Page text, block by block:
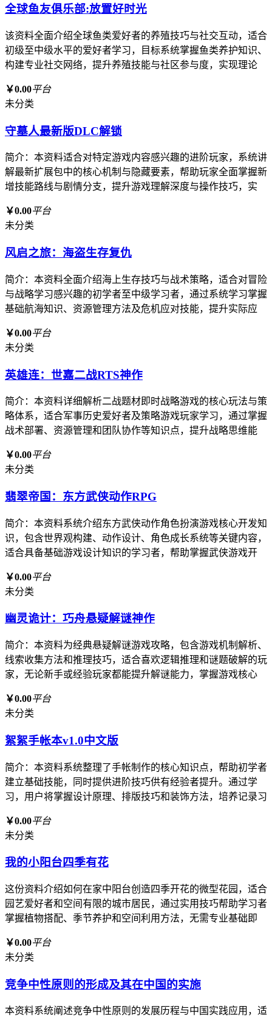
全球鱼友俱乐部:放置好时光
该资料全面介绍全球鱼类爱好者的养殖技巧与社交互动，适合
初级至中级水平的爱好者学习，目标系统掌握鱼类养护知识、
构建专业社交网络，提升养殖技能与社区参与度，实现理论
￥0.00平台
未分类
守墓人最新版DLC解锁
简介：本资料适合对特定游戏内容感兴趣的进阶玩家，系统讲
解最新扩展包中的核心机制与隐藏要素，帮助玩家全面掌握新
增技能路线与剧情分支，提升游戏理解深度与操作技巧，实
￥0.00平台
未分类
风启之旅：海盗生存复仇
简介：本资料全面介绍海上生存技巧与战术策略，适合对冒险
与战略学习感兴趣的初学者至中级学习者，通过系统学习掌握
基础航海知识、资源管理方法及危机应对技能，提升实际应
￥0.00平台
未分类
英雄连：世嘉二战RTS神作
简介：本资料详细解析二战题材即时战略游戏的核心玩法与策
略体系，适合军事历史爱好者及策略游戏玩家学习，通过掌握
战术部署、资源管理和团队协作等知识点，提升战略思维能
￥0.00平台
未分类
翡翠帝国：东方武侠动作RPG
简介：本资料系统介绍东方武侠动作角色扮演游戏核心开发知
识，包含世界观构建、动作设计、角色成长系统等关键内容，
适合具备基础游戏设计知识的学习者，帮助掌握武侠游戏开
￥0.00平台
未分类
幽灵诡计：巧舟悬疑解谜神作
简介：本资料为经典悬疑解谜游戏攻略，包含游戏机制解析、
线索收集方法和推理技巧，适合喜欢逻辑推理和谜题破解的玩
家，无论新手或经验玩家都能提升解谜能力，掌握游戏核心
￥0.00平台
未分类
絮絮手帐本v1.0中文版
简介：本资料系统整理了手帐制作的核心知识点，帮助初学者
建立基础技能，同时提供进阶技巧供有经验者提升。通过学
习，用户将掌握设计原理、排版技巧和装饰方法，培养记录习
￥0.00平台
未分类
我的小阳台四季有花
这份资料介绍如何在家中阳台创造四季开花的微型花园，适合
园艺爱好者和空间有限的城市居民，通过实用技巧帮助学习者
掌握植物搭配、季节养护和空间利用方法，无需专业基础即
￥0.00平台
未分类
竞争中性原则的形成及其在中国的实施
本资料系统阐述竞争中性原则的发展历程与中国实践应用，适